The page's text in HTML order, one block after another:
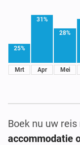
25%
Mrt
31%
Apr
28%
Mei
Boek nu uw reis
accommodatie